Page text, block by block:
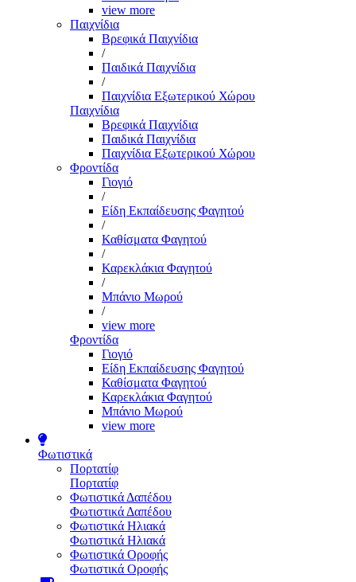
view more
Παιχνίδια
Βρεφικά Παιχνίδια
/
Παιδικά Παιχνίδια
/
Παιχνίδια Εξωτερικού Χώρου
Παιχνίδια
Βρεφικά Παιχνίδια
Παιδικά Παιχνίδια
Παιχνίδια Εξωτερικού Χώρου
Φροντίδα
Γιογιό
/
Είδη Εκπαίδευσης Φαγητού
/
Καθίσματα Φαγητού
/
Καρεκλάκια Φαγητού
/
Μπάνιο Μωρού
/
view more
Φροντίδα
Γιογιό
Είδη Εκπαίδευσης Φαγητού
Καθίσματα Φαγητού
Καρεκλάκια Φαγητού
Μπάνιο Μωρού
view more
Φωτιστικά
Πορτατίφ
Πορτατίφ
Φωτιστικά Δαπέδου
Φωτιστικά Δαπέδου
Φωτιστικά Ηλιακά
Φωτιστικά Ηλιακά
Φωτιστικά Οροφής
Φωτιστικά Οροφής